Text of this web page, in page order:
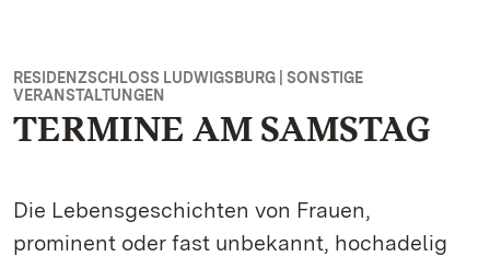
RESIDENZSCHLOSS LUDWIGSBURG | SONSTIGE
VERANSTALTUNGEN
TERMINE AM SAMSTAG
Die Lebensgeschichten von Frauen,
prominent oder fast unbekannt, hochadelig